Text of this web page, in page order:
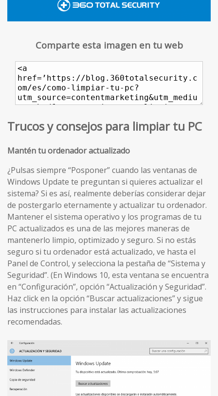
Comparte esta imagen en tu web
Trucos y consejos para limpiar tu PC
Mantén tu ordenador actualizado
¿Pulsas siempre “Posponer” cuando las ventanas de
Windows Update te preguntan si quieres actualizar el
sistema? Si es así, realmente deberías considerar dejar
de postergarlo eternamente y actualizar tu ordenador.
Mantener el sistema operativo y los programas de tu
PC actualizados es una de las mejores maneras de
mantenerlo limpio, optimizado y seguro. Si no estás
seguro si tu ordenador está actualizado, ve hasta el
Panel de Control, y selecciona la pestaña de “Sistema y
Seguridad”. (En Windows 10, esta ventana se encuentra
en “Configuración”, opción “Actualización y Seguridad”.
Haz click en la opción “Buscar actualizaciones” y sigue
las instrucciones para instalar las actualizaciones
recomendadas.